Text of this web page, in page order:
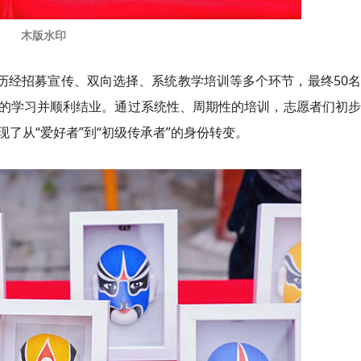
木版水印
招募宣传、双向选择、系统教学培训等多个环节，最终50
学习并顺利结业。通过系统性、周期性的培训，志愿者们初
从“爱好者”到“初级传承者”的身份转变。